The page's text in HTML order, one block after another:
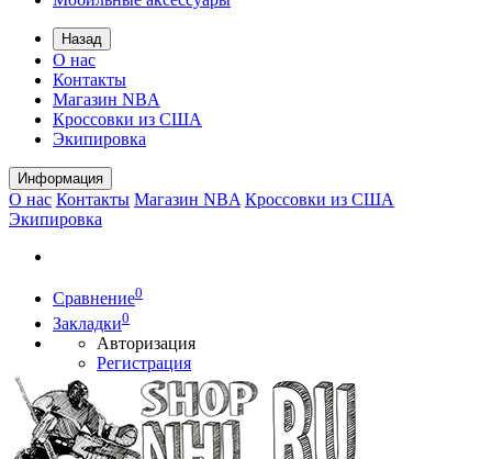
Назад
О нас
Контакты
Магазин NBA
Кроссовки из США
Экипировка
Информация
О нас Контакты Магазин NBA Кроссовки из США
Экипировка
Сравнение0
Закладки0
Авторизация
Регистрация